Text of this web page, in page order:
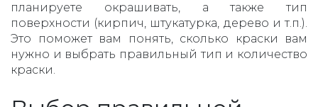
планируете окрашивать, а также тип
поверхности (кирпич, штукатурка, дерево и т.п.).
Это поможет вам понять, сколько краски вам
нужно и выбрать правильный тип и количество
краски.